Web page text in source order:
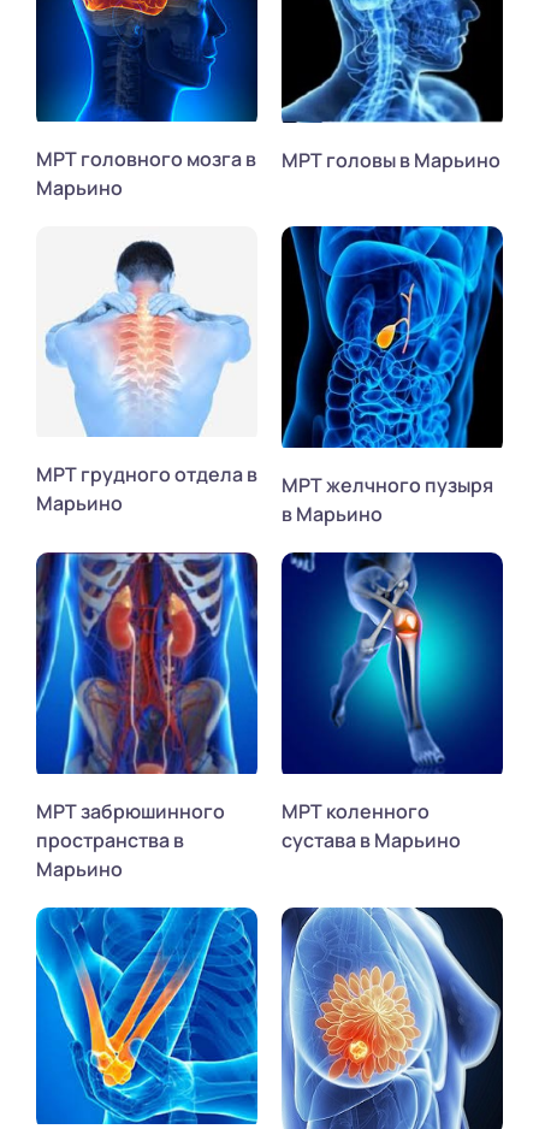
МРТ головного мозга в
Марьино
МРТ головы в Марьино
МРТ грудного отдела в
Марьино
МРТ желчного пузыря
в Марьино
МРТ забрюшинного
пространства в
Марьино
МРТ коленного
сустава в Марьино